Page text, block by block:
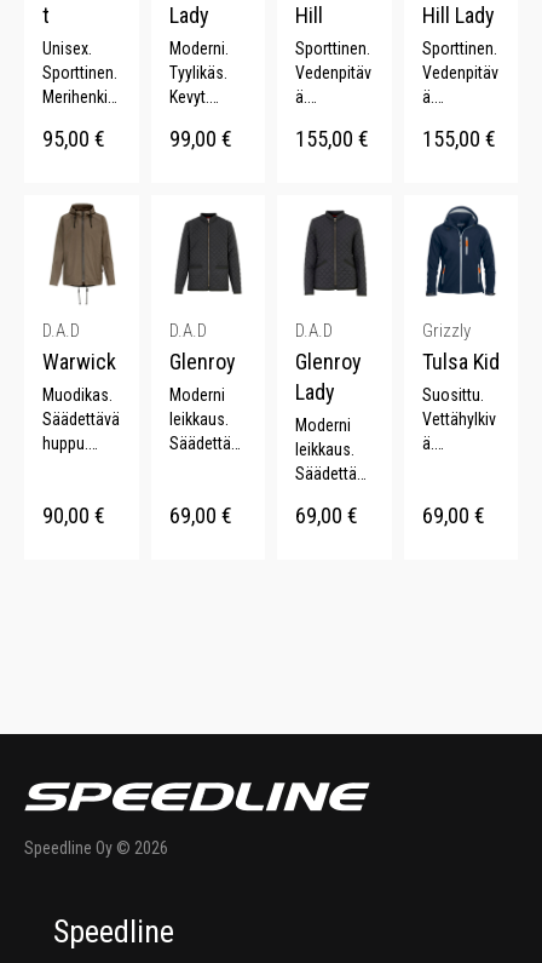
t
Unisex.
Sporttinen.
Merihenkin
Vedenpitäv
ikatut
hihat.
95,00 €
Lady
Moderni.
Tyylikäs.
Kevyt.
Kiiltävä
99,00 €
Hill
Sporttinen.
Vedenpitäv
ä.
takaosa.
Irrotettava
huppu.
155,00 €
Hill Lady
Sporttinen.
Vedenpitäv
ä.
takaosa.
Irrotettava
huppu.
155,00 €
D.A.D
Warwick
Muodikas.
Säädettävä
huppu.
Koristeellis
90,00 €
D.A.D
Glenroy
Moderni
leikkaus.
Säädettävä
hihansuut.
69,00 €
D.A.D
Glenroy
Lady
Moderni
leikkaus.
Säädettävä
Vahvistetut
69,00 €
Grizzly
Tulsa Kid
Suosittu.
Vettähylkiv
ä.
Säädettävä
69,00 €
Speedline Oy © 2026
Speedline